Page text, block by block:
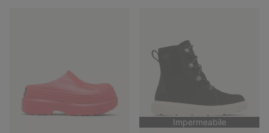
Impermeabile